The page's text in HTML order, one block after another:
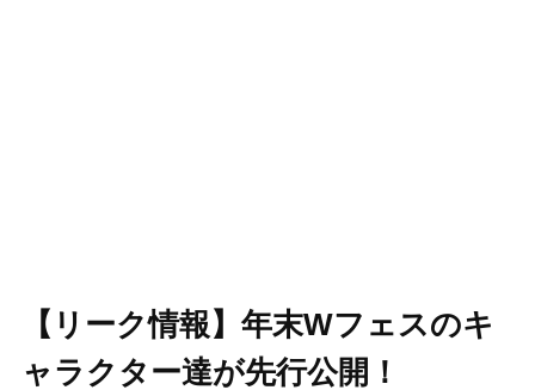
【リーク情報】年末Wフェスのキ
ャラクター達が先行公開！